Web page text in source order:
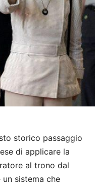
storico passaggio
di applicare la
al trono dal
sistema che